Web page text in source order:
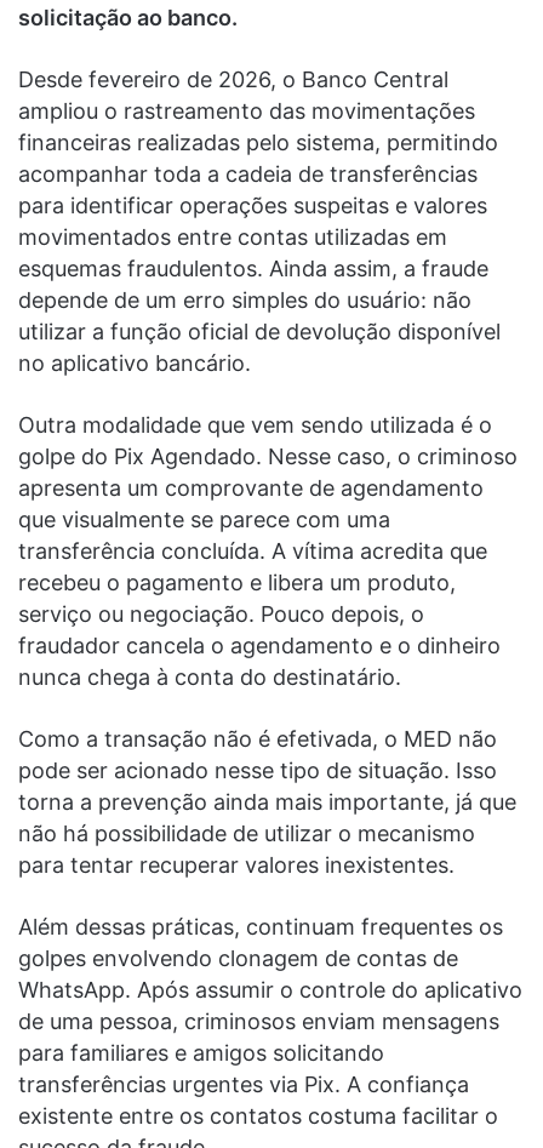
solicitação ao banco.
Desde fevereiro de 2026, o Banco Central
ampliou o rastreamento das movimentações
financeiras realizadas pelo sistema, permitindo
acompanhar toda a cadeia de transferências
para identificar operações suspeitas e valores
movimentados entre contas utilizadas em
esquemas fraudulentos. Ainda assim, a fraude
depende de um erro simples do usuário: não
utilizar a função oficial de devolução disponível
no aplicativo bancário.
Outra modalidade que vem sendo utilizada é o
golpe do Pix Agendado. Nesse caso, o criminoso
apresenta um comprovante de agendamento
que visualmente se parece com uma
transferência concluída. A vítima acredita que
recebeu o pagamento e libera um produto,
serviço ou negociação. Pouco depois, o
fraudador cancela o agendamento e o dinheiro
nunca chega à conta do destinatário.
Como a transação não é efetivada, o MED não
pode ser acionado nesse tipo de situação. Isso
torna a prevenção ainda mais importante, já que
não há possibilidade de utilizar o mecanismo
para tentar recuperar valores inexistentes.
Além dessas práticas, continuam frequentes os
golpes envolvendo clonagem de contas de
WhatsApp. Após assumir o controle do aplicativo
de uma pessoa, criminosos enviam mensagens
para familiares e amigos solicitando
transferências urgentes via Pix. A confiança
existente entre os contatos costuma facilitar o